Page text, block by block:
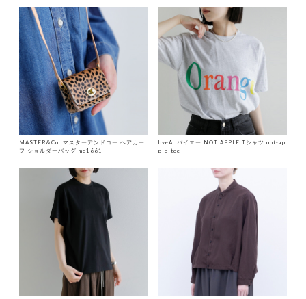
MASTER&Co. マスターアンドコー ヘアカー
フ ショルダーバッグ mc1661
byeA. バイエー NOT APPLE Tシャツ not-ap
ple-tee